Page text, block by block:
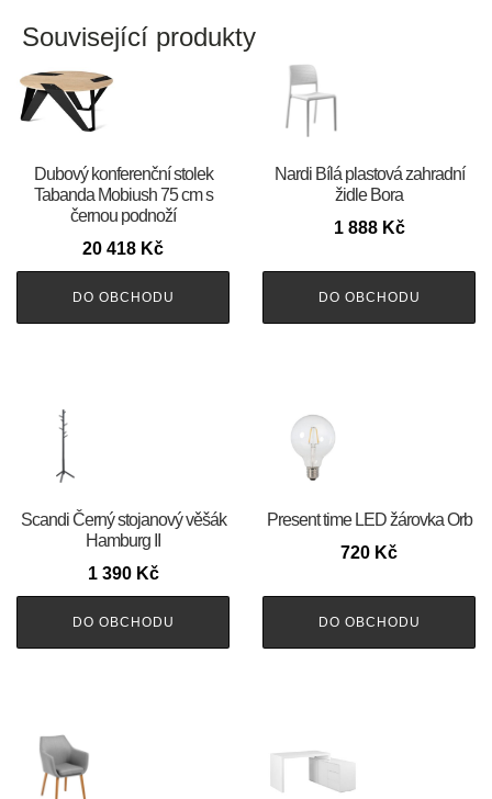
Související produkty
Dubový konferenční stolek
Tabanda Mobiush 75 cm s
černou podnoží
20 418 Kč
DO OBCHODU
Nardi Bílá plastová zahradní
židle Bora
1 888 Kč
DO OBCHODU
Scandi Černý stojanový věšák
Hamburg II
1 390 Kč
DO OBCHODU
Present time LED žárovka Orb
720 Kč
DO OBCHODU